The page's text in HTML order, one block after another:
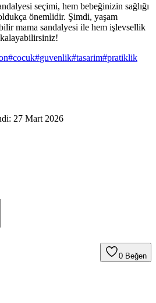
seçimi, hem bebeğinizin sağlığı
önemlidir. Şimdi, yaşam
mama sandalyesi ile hem işlevsellik
#cocuk#guvenlik#tasarim#pratiklik
27 Mart 2026
0 Beğen